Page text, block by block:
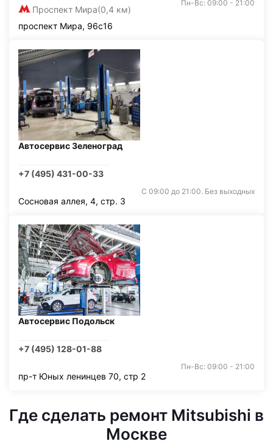
Проспект Мира(0,4 км)
Пн-Вс: 09:00 - 21:00
проспект Мира, 96с16
Автосервис Зеленоград
+7 (495) 431-00-33
С 09:00 до 21:00. Без выходных
Сосновая аллея, 4, стр. 3
Автосервис Подольск
+7 (495) 128-01-88
Пн-Вс: 09:00 - 21:00
пр-т Юных ленинцев 70, стр 2
Где сделать ремонт Mitsubishi в
Москве